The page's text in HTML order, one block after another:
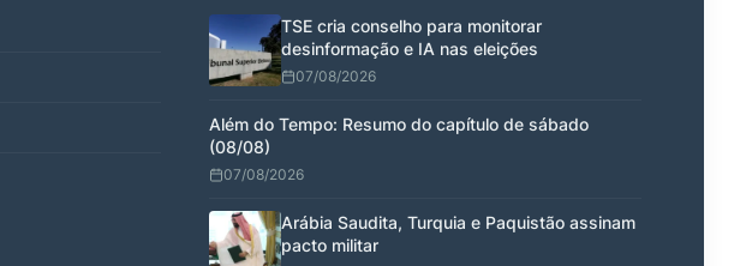
TSE cria conselho para monitorar
desinformação e IA nas eleições
07/08/2026
Além do Tempo: Resumo do capítulo de sábado
(08/08)
07/08/2026
Arábia Saudita, Turquia e Paquistão assinam
pacto militar